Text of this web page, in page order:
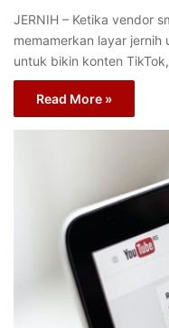
JERNIH – Ketika vendor
memamerkan layar
untuk bikin konten
Read More »